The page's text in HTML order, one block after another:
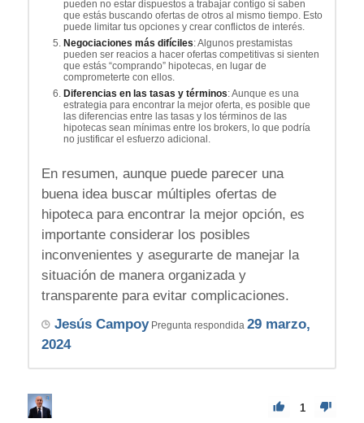
pueden no estar dispuestos a trabajar contigo si saben
que estás buscando ofertas de otros al mismo tiempo. Esto
puede limitar tus opciones y crear conflictos de interés.
Negociaciones más difíciles: Algunos prestamistas
pueden ser reacios a hacer ofertas competitivas si sienten
que estás “comprando” hipotecas, en lugar de
comprometerte con ellos.
Diferencias en las tasas y términos: Aunque es una
estrategia para encontrar la mejor oferta, es posible que
las diferencias entre las tasas y los términos de las
hipotecas sean mínimas entre los brokers, lo que podría
no justificar el esfuerzo adicional.
En resumen, aunque puede parecer una
buena idea buscar múltiples ofertas de
hipoteca para encontrar la mejor opción, es
importante considerar los posibles
inconvenientes y asegurarte de manejar la
situación de manera organizada y
transparente para evitar complicaciones.
Jesús CampoyPregunta respondida 29 marzo,
2024
1